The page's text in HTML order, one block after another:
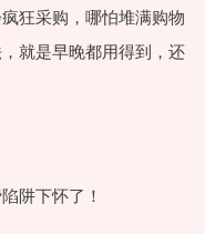
狂采购，哪怕堆满购物
就是早晚都用得到，还
阱下怀了！